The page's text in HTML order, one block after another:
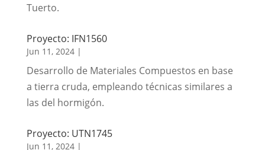
Tuerto.
Proyecto: IFN1560
Jun 11, 2024|
Desarrollo de Materiales Compuestos en base
a tierra cruda, empleando técnicas similares a
las del hormigón.
Proyecto: UTN1745
Jun 11, 2024|